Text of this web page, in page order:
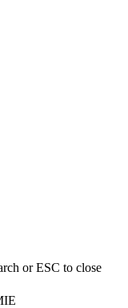
or ESC to close